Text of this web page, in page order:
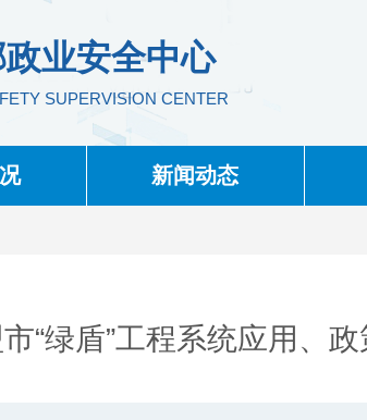
业安全中心
SUPERVISION CENTER
新闻动态